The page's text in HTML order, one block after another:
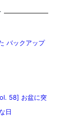
バックアップ
58] お盆に突
日